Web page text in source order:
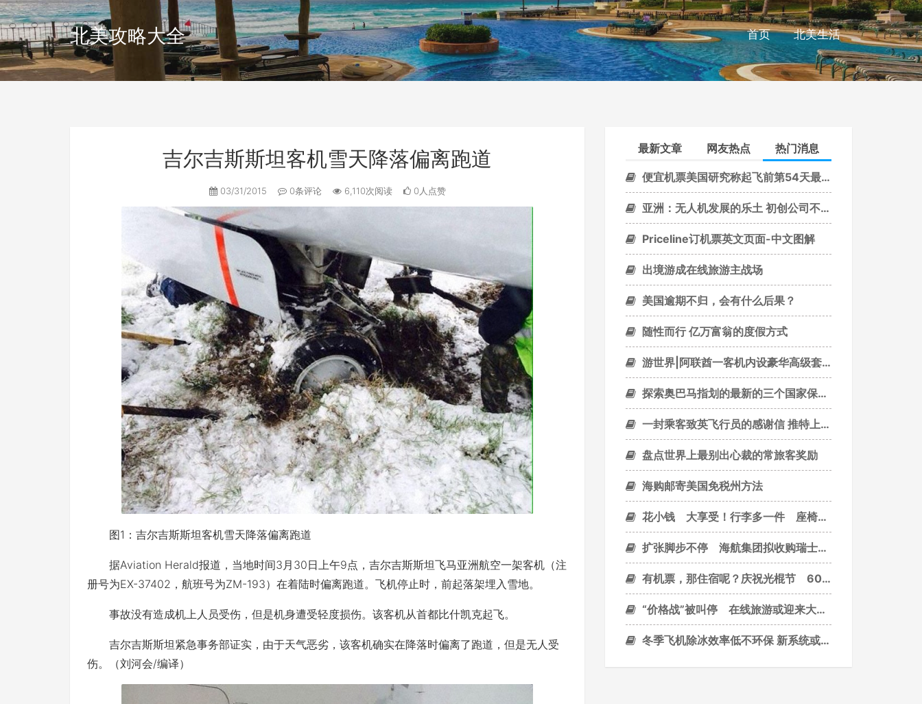
北美攻略大全 首页 北美生活
吉尔吉斯斯坦客机雪天降落偏离跑道
03/31/2015 0条评论 6,110次阅读 0人点赞
图1：吉尔吉斯斯坦客机雪天降落偏离跑道
据Aviation Herald报道，当地时间3月30日上午9点，吉尔吉斯斯坦飞马亚洲航空一架客机（注
册号为EX-37402，航班号为ZM-193）在着陆时偏离跑道。飞机停止时，前起落架埋入雪地。
事故没有造成机上人员受伤，但是机身遭受轻度损伤。该客机从首都比什凯克起飞。
吉尔吉斯斯坦紧急事务部证实，由于天气恶劣，该客机确实在降落时偏离了跑道，但是无人受
伤。（刘河会/编译）
最新文章 网友热点 热门消息
便宜机票美国研究称起飞前第54天最便宜
亚洲：无人机发展的乐土 初创公司不断涌现
Priceline订机票英文页面-中文图解
出境游成在线旅游主战场
美国逾期不归，会有什么后果？
随性而行 亿万富翁的度假方式
游世界|阿联酋一客机内设豪华高级套房 配私人管家！
探索奥巴马指划的最新的三个国家保护区
一封乘客致英飞行员的感谢信 推特上引发疯转
盘点世界上最别出心裁的常旅客奖励
海购邮寄美国免税州方法
花小钱 大享受！行李多一件 座椅宽一些
扩张脚步不停 海航集团拟收购瑞士空港公司
有机票，那住宿呢？庆祝光棍节 60座城市全面下杀5折
“价格战”被叫停 在线旅游或迎来大整顿
冬季飞机除冰效率低不环保 新系统或将问世